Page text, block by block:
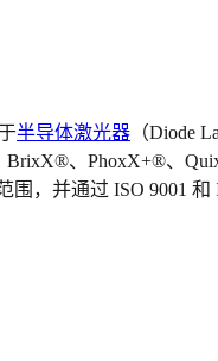
半导体激光器 （Diode
BrixX®、PhoxX+®、
，并通过 ISO 9001 和